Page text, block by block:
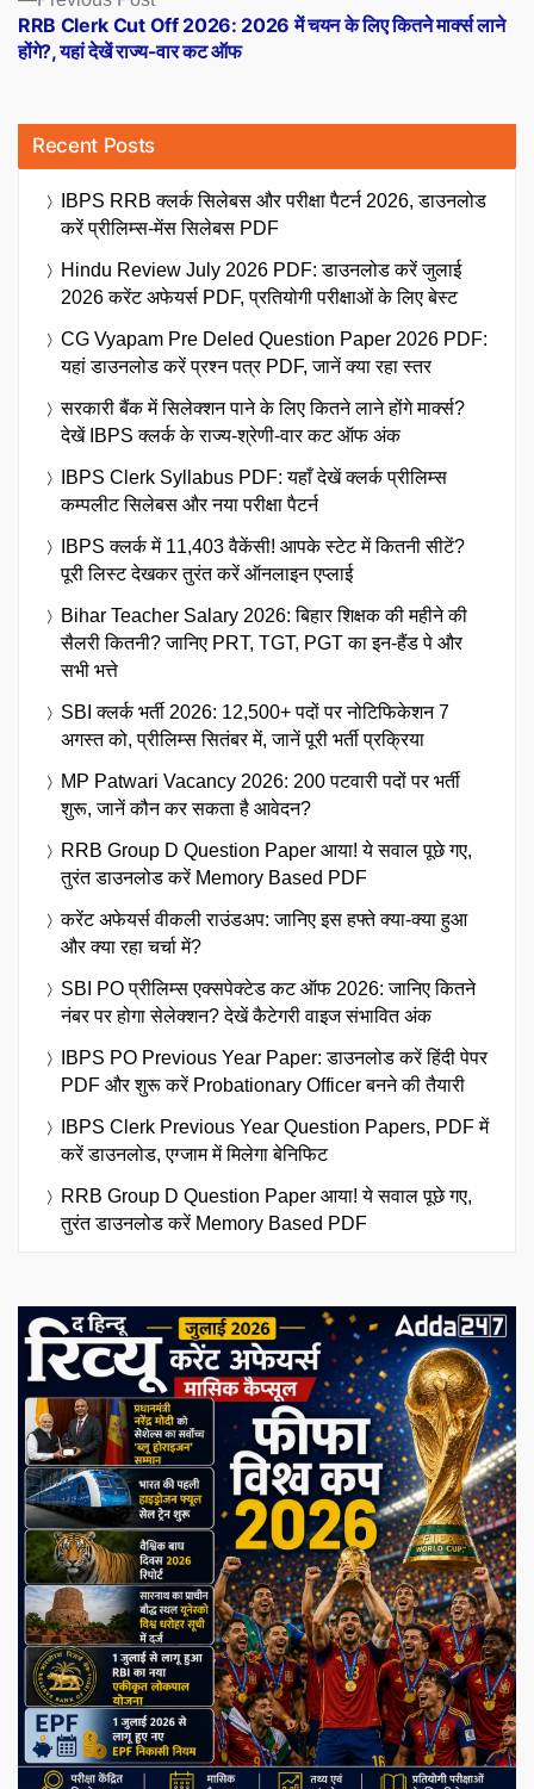
post:
RRB Clerk Cut Off 2026: 2026 में चयन के लिए कितने मार्क्स लाने
होंगे?, यहां देखें राज्य-वार कट ऑफ
Recent Posts
IBPS RRB क्लर्क सिलेबस और परीक्षा पैटर्न 2026, डाउनलोड
करें प्रीलिम्स-मेंस सिलेबस PDF
Hindu Review July 2026 PDF: डाउनलोड करें जुलाई
2026 करेंट अफेयर्स PDF, प्रतियोगी परीक्षाओं के लिए बेस्ट
CG Vyapam Pre Deled Question Paper 2026 PDF:
यहां डाउनलोड करें प्रश्न पत्र PDF, जानें क्या रहा स्तर
सरकारी बैंक में सिलेक्शन पाने के लिए कितने लाने होंगे मार्क्स?
देखें IBPS क्लर्क के राज्य-श्रेणी-वार कट ऑफ अंक
IBPS Clerk Syllabus PDF: यहाँ देखें क्लर्क प्रीलिम्स
कम्पलीट सिलेबस और नया परीक्षा पैटर्न
IBPS क्लर्क में 11,403 वैकेंसी! आपके स्टेट में कितनी सीटें?
पूरी लिस्ट देखकर तुरंत करें ऑनलाइन एप्लाई
Bihar Teacher Salary 2026: बिहार शिक्षक की महीने की
सैलरी कितनी? जानिए PRT, TGT, PGT का इन-हैंड पे और
सभी भत्ते
SBI क्लर्क भर्ती 2026: 12,500+ पदों पर नोटिफिकेशन 7
अगस्त को, प्रीलिम्स सितंबर में, जानें पूरी भर्ती प्रक्रिया
MP Patwari Vacancy 2026: 200 पटवारी पदों पर भर्ती
शुरू, जानें कौन कर सकता है आवेदन?
RRB Group D Question Paper आया! ये सवाल पूछे गए,
तुरंत डाउनलोड करें Memory Based PDF
करेंट अफेयर्स वीकली राउंडअप: जानिए इस हफ्ते क्या-क्या हुआ
और क्या रहा चर्चा में?
SBI PO प्रीलिम्स एक्सपेक्टेड कट ऑफ 2026: जानिए कितने
नंबर पर होगा सेलेक्शन? देखें कैटेगरी वाइज संभावित अंक
IBPS PO Previous Year Paper: डाउनलोड करें हिंदी पेपर
PDF और शुरू करें Probationary Officer बनने की तैयारी
IBPS Clerk Previous Year Question Papers, PDF में
करें डाउनलोड, एग्जाम में मिलेगा बेनिफिट
RRB Group D Question Paper आया! ये सवाल पूछे गए,
तुरंत डाउनलोड करें Memory Based PDF